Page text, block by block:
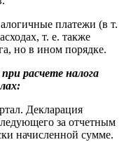
платежи (в т.
т. е. также
но в ином порядке.
расчете налога
Декларация
за отчетным
начисленной сумме.